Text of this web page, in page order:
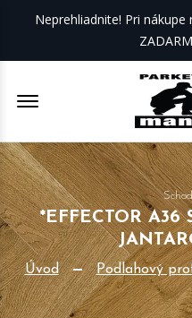
Neprehliadnite! Pri
Offcanvas Menu Open
*EFFECTOR A36
Úvod Podlahový